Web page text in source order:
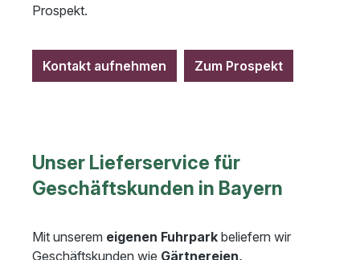
Prospekt.
Kontakt aufnehmen Zum Prospekt
Unser Lieferservice für
Geschäftskunden in Bayern
Mit unserem eigenen Fuhrpark beliefern wir
Geschäftskunden wie Gärtnereien,